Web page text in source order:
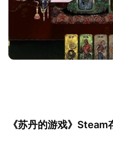
《苏丹的游戏》Steam